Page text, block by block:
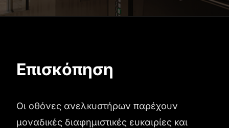
Επισκόπηση
Οι οθόνες ανελκυστήρων παρέχουν
μοναδικές διαφημιστικές ευκαιρίες και